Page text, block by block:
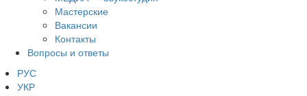
Мастерские
Вакансии
Контакты
Вопросы и ответы
РУС
УКР